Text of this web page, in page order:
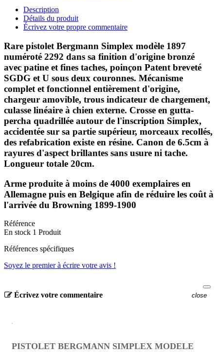
Description
Détails du produit
Écrivez votre propre commentaire
Rare pistolet Bergmann Simplex modèle 1897
numéroté 2292 dans sa finition d'origine bronzé
avec patine et fines taches, poinçon Patent breveté
SGDG et U sous deux couronnes. Mécanisme
complet et fonctionnel entièrement d'origine,
chargeur amovible, trous indicateur de chargement,
culasse linéaire à chien externe. Crosse en gutta-
percha quadrillée autour de l'inscription Simplex,
accidentée sur sa partie supérieur, morceaux recollés,
des refabrication existe en résine. Canon de 6.5cm à
rayures d'aspect brillantes sans usure ni tache.
Longueur totale 20cm.
Arme produite à moins de 4000 exemplaires en
Allemagne puis en Belgique afin de réduire les coût à
l'arrivée du Browning 1899-1900
Référence
En stock 1 Produit
Références spécifiques
Soyez le premier à écrire votre avis !
Écrivez votre commentaire close
PISTOLET BERGMANN SIMPLEX MODELE